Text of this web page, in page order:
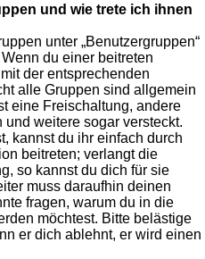
und wie trete ich ihnen
unter „Benutzergruppen“
du einer beitreten
der entsprechenden
alle Gruppen sind allgemein
eine Freischaltung, andere
weitere sogar versteckt.
kannst du ihr einfach durch
beitreten; verlangt die
so kannst du dich für sie
muss daraufhin deinen
fragen, warum du in die
möchtest. Bitte belästige
er dich ablehnt, er wird einen